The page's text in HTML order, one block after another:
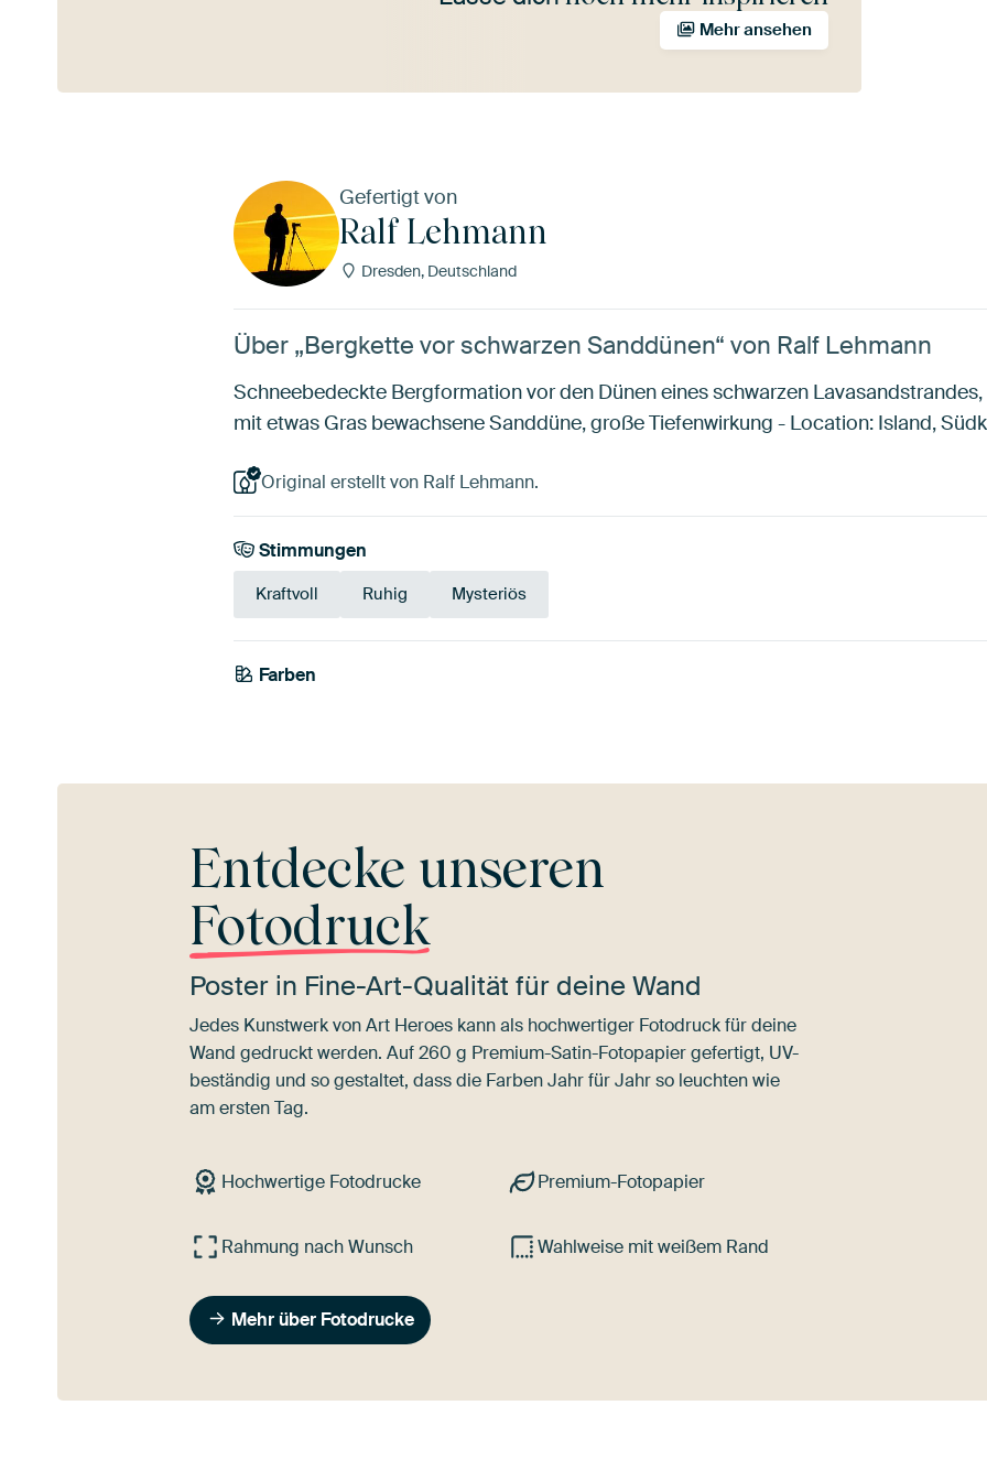
Mehr ansehen
Gefertigt von
Ralf Lehmann
Dresden, Deutschland
Über „Bergkette vor schwarzen Sanddünen“ von Ralf Lehmann
Schneebedeckte Bergformation vor den Dünen eines schwarzen
mit etwas Gras bewachsene Sanddüne, große Tiefenwirkung - Location: Island,
Original erstellt von Ralf Lehmann.
Stimmungen
Kraftvoll Ruhig Mysteriös
Farben
Weiß
Entdecke unseren
Fotodruck
Poster in Fine-Art-Qualität für deine Wand
Jedes Kunstwerk von Art Heroes kann als hochwertiger Fotodruck für deine
Wand gedruckt werden. Auf 260 g Premium-Satin-Fotopapier gefertigt, UV-
beständig und so gestaltet, dass die Farben Jahr für Jahr so leuchten wie
am ersten Tag.
Hochwertige Fotodrucke Premium-Fotopapier
Rahmung nach Wunsch Wahlweise mit weißem Rand
Mehr über Fotodrucke